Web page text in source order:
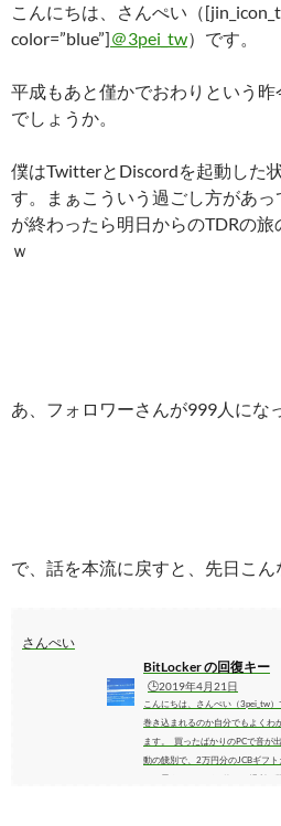
こんにちは、さんぺい（
color=”blue”]＠3pei_tw）です。
平成もあと僅かでおわりという昨
でしょうか。
僕はTwitterとDiscordを起動した
す。まぁこういう過ごし方があ
が終わったら明日からのTDRの
ｗ
あ、フォロワーさんが999人にな
で、話を本流に戻すと、先日こ
さんぺい
BitLocker の回復キー
🕒️2019年4月21日
こんにちは、さんぺい（3pei_tw
巻き込まれるのか自分でもよくわ
ます。 買ったばかりのPCで音が
動の餞別で、2万円分のJCBギフ
とは思うんですが、使える場所が